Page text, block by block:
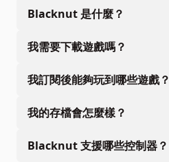
Blacknut 是什麼？
我需要下載遊戲嗎？
我訂閱後能夠玩到哪些遊戲？
我的存檔會怎麼樣？
Blacknut 支援哪些控制器？